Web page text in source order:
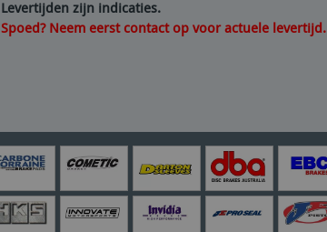
Levertijden zijn indicaties.
Spoed? Neem eerst contact op voor actuele levertijd.